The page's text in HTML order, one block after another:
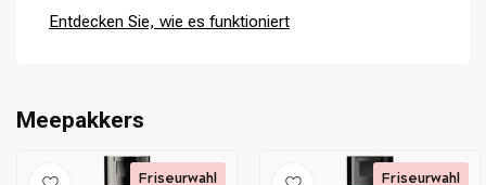
Entdecken Sie, wie es funktioniert
Meepakkers
Friseurwahl Friseurwahl